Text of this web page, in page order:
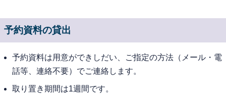
予約資料の貸出
予約資料は用意ができしだい、ご指定の方法（メール・電
話等、連絡不要）でご連絡します。
取り置き期間は1週間です。